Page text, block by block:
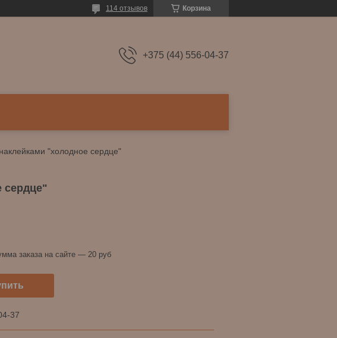
Корзина
114 отзывов
+375 (44) 556-04-37
"холодное сердце"
сердце"
заказа на сайте — 20 руб
37